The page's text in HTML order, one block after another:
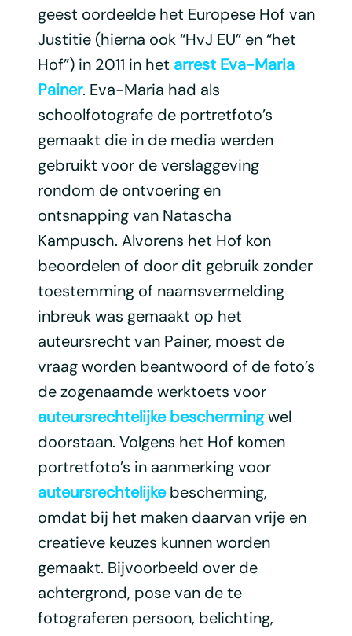
geest oordeelde het Europese Hof van
Justitie (hierna ook “HvJ EU” en “het
Hof”) in 2011 in het arrest Eva-Maria
Painer. Eva-Maria had als
schoolfotografe de portretfoto’s
gemaakt die in de media werden
gebruikt voor de verslaggeving
rondom de ontvoering en
ontsnapping van Natascha
Kampusch. Alvorens het Hof kon
beoordelen of door dit gebruik zonder
toestemming of naamsvermelding
inbreuk was gemaakt op het
auteursrecht van Painer, moest de
vraag worden beantwoord of de foto’s
de zogenaamde werktoets voor
auteursrechtelijke beschermingwel
doorstaan. Volgens het Hof komen
portretfoto’s in aanmerking voor
auteursrechtelijkebescherming,
omdat bij het maken daarvan vrije en
creatieve keuzes kunnen worden
gemaakt. Bijvoorbeeld over de
achtergrond, pose van de te
fotograferen persoon, belichting,